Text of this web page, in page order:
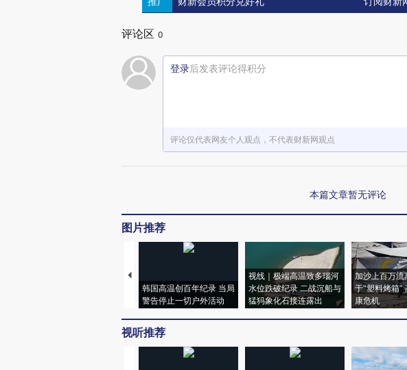
评论区 0
登录后发表评论得积分
评论仅代表网友个人观点，不代表财新网观点
本篇文章暂无评论
图片推荐
韩国高温创百年纪录 当局
警告停止一切户外活动
视线｜极端高温致多瑙河
水位跌破纪录 二战沉船与
猛犸象化石接连露出
加沙上百万流
于“塑料烤箱”
康危机
视听推荐